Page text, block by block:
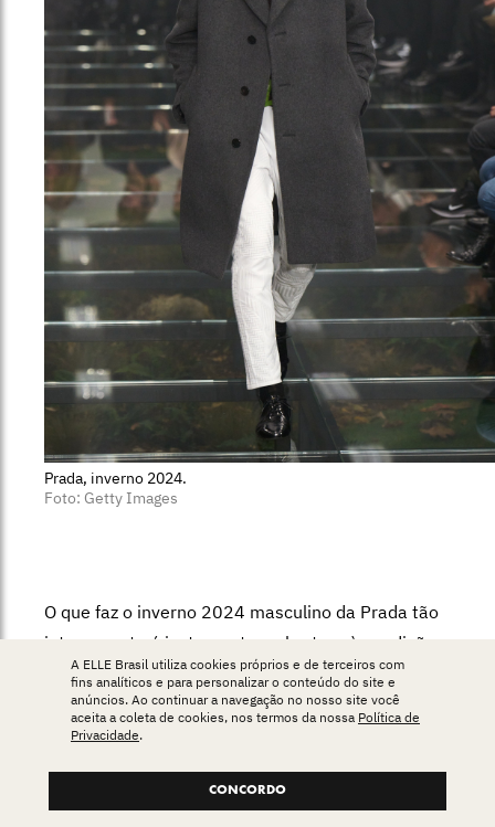
Prada, inverno 2024.
Foto: Getty Images
O que faz o inverno 2024 masculino da Prada tão
interessante é justamente a abertura à condições
externas e naturais. O pensamento é o mesmo de
sempre – a exploração de uniformes, o design
reducionista, livre de excessos desnecessários, uma
solta, natural até. E aqui vai um grande parabéns para o
A ELLE Brasil utiliza cookies próprios e de terceiros com
fins analíticos e para personalizar o conteúdo do site e
anúncios. Ao continuar a navegação no nosso site você
aceita a coleta de cookies, nos termos da nossa Política de
Privacidade.
CONCORDO